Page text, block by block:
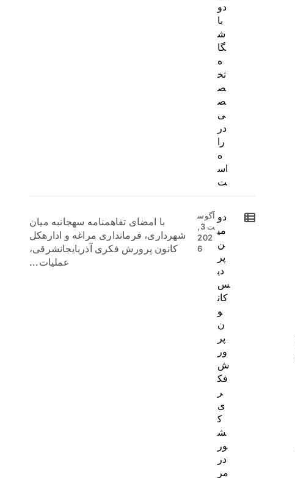
دو
با
ش
گا
ه
تخ
ص
ص
ی
در
را
ه
اس
ت
دو
می
ن
پر
دی
س
کان
و
ن
پر
ور
ش
فک
ر
ی
ک
ش
ور
در
مر
آگوس
ت 3,
202
6
با امضای تفاهمنامه سهجانبه میان
شهرداری، فرمانداری مراغه و ادارهکل
کانون پرورش فکری آذربایجانشرقی،
عملیات...